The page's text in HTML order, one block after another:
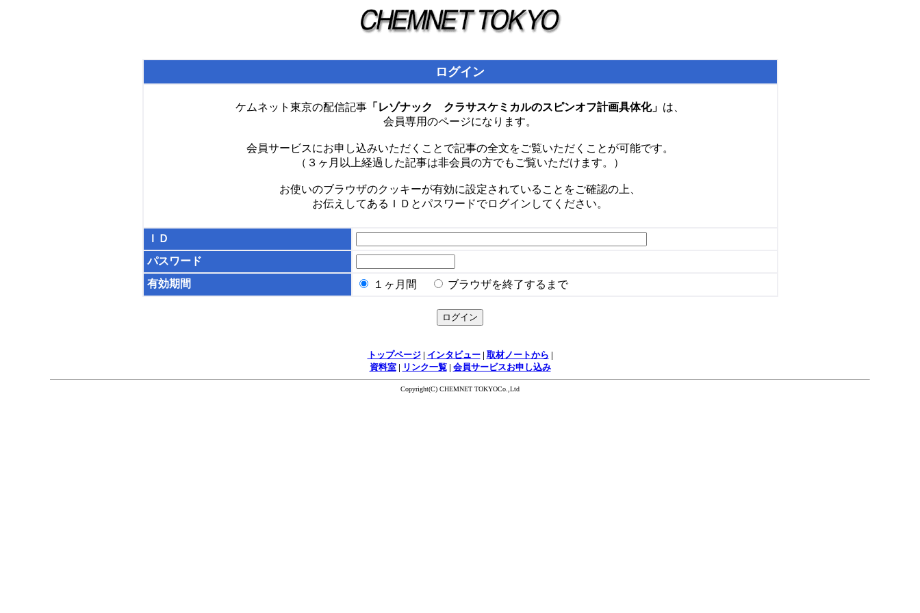
ログイン
ケムネット東京の配信記事 「レゾナック クラサスケミカルのスピンオフ計画具体化」 は、
会員専用のページになります。
会員サービスにお申し込みいただくことで記事の全文をご覧いただくことが可能です。
（３ヶ月以上経過した記事は非会員の方でもご覧いただけます。）
お使いのブラウザのクッキーが有効に設定されていることをご確認の上、
お伝えしてあるＩＤとパスワードでログインしてください。
ＩＤ
パスワード
有効期間
１ヶ月間 ブラウザを終了するまで
トップページ| インタビュー| 取材ノートから |
資料室| リンク一覧| 会員サービスお申し込み
Copyright(C) CHEMNET TOKYOCo.,Ltd